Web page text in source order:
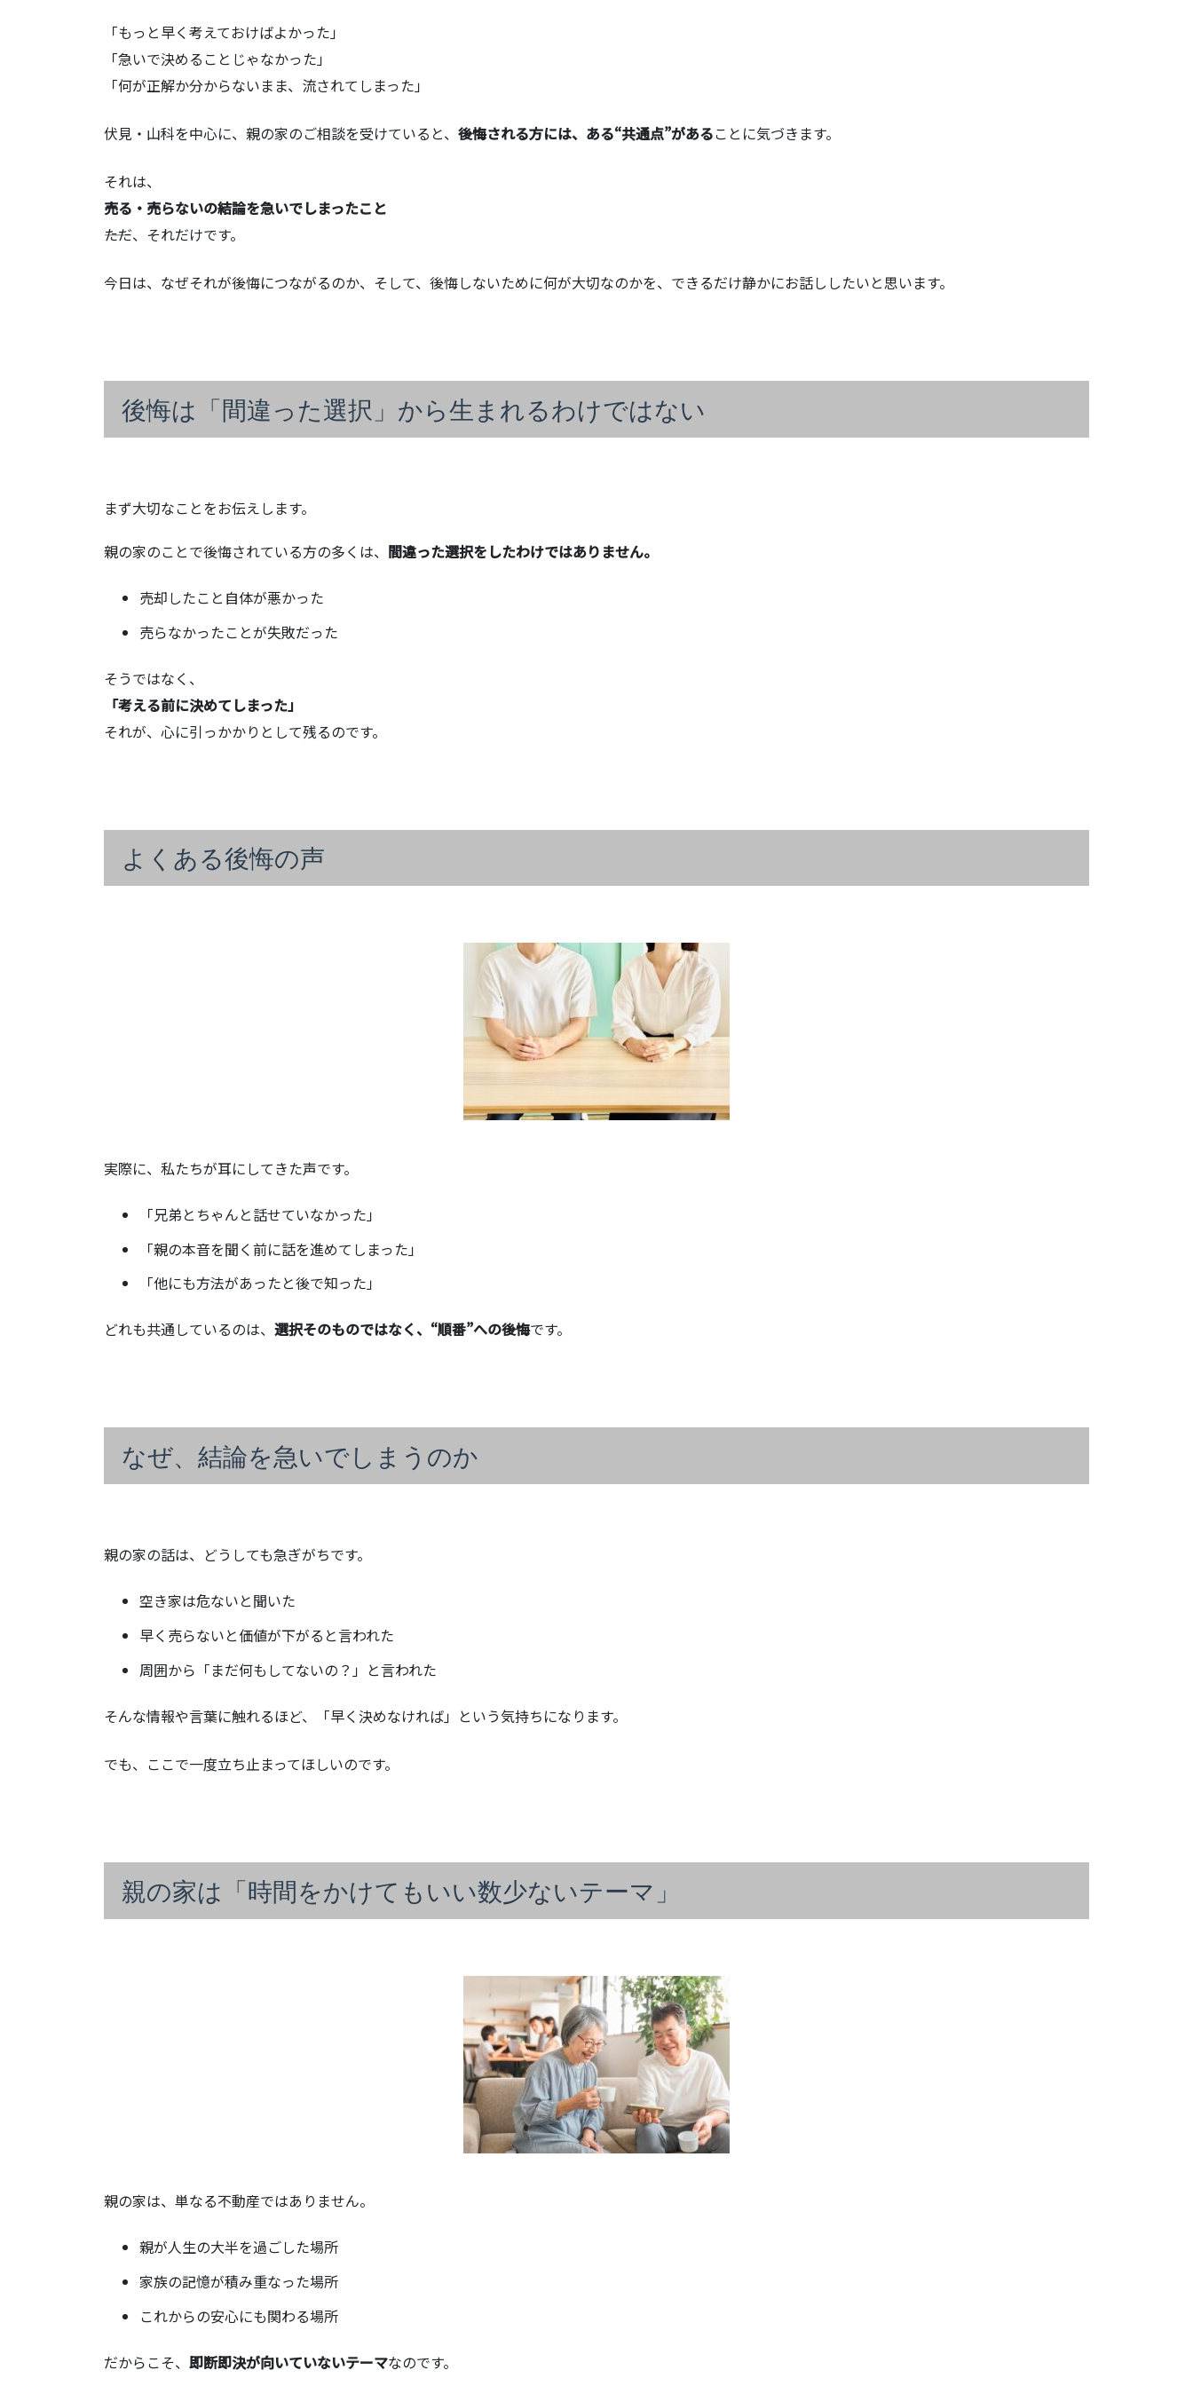
「もっと早く考えておけばよかった」
「急いで決めることじゃなかった」
「何が正解か分からないまま、流されてしまった」
伏見・山科を中心に、親の家のご相談を受けていると、 後悔される方には、ある“共通点”があることに気づきます。
それは、
売る・売らないの結論を急いでしまったこと
――ただ、それだけです。
今日は、なぜそれが後悔につながるのか、そして、後悔しないために何が大切なのかを、できるだけ静かにお話ししたいと思います。
後悔は「間違った選択」から生まれるわけではない
まず大切なことをお伝えします。
親の家のことで後悔されている方の多くは、 間違った選択をしたわけではありません。
売却したこと自体が悪かった
売らなかったことが失敗だった
そうではなく、
「考える前に決めてしまった」
それが、心に引っかかりとして残るのです。
よくある後悔の声
実際に、私たちが耳にしてきた声です。
「兄弟とちゃんと話せていなかった」
「親の本音を聞く前に話を進めてしまった」
「他にも方法があったと後で知った」
どれも共通しているのは、 選択そのものではなく、“順番”への後悔です。
なぜ、結論を急いでしまうのか
親の家の話は、どうしても急ぎがちです。
空き家は危ないと聞いた
早く売らないと価値が下がると言われた
周囲から「まだ何もしてないの？」と言われた
そんな情報や言葉に触れるほど、「早く決めなければ」という気持ちになります。
でも、ここで一度立ち止まってほしいのです。
親の家は「時間をかけてもいい数少ないテーマ」
親の家は、単なる不動産ではありません。
親が人生の大半を過ごした場所
家族の記憶が積み重なった場所
これからの安心にも関わる場所
だからこそ、 即断即決が向いていないテーマなのです。